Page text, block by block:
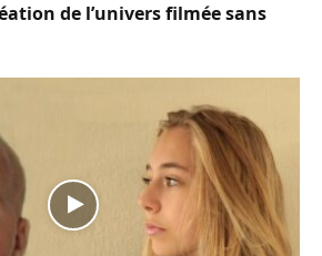
de l’univers filmée sans